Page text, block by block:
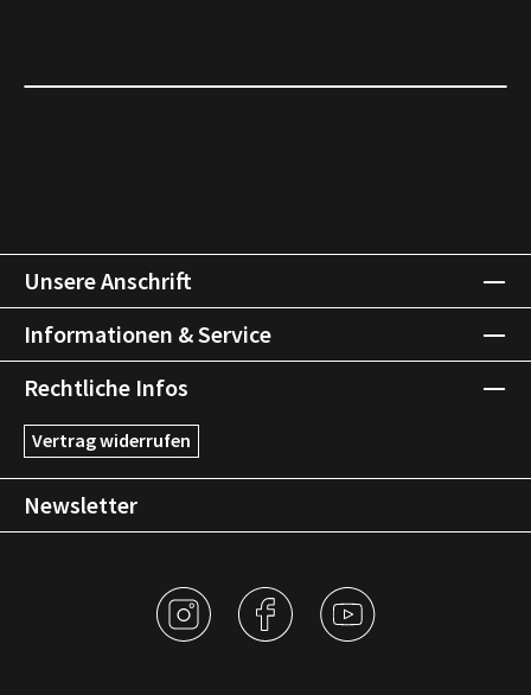
Unsere Anschrift
Informationen & Service
Rechtliche Infos
Vertrag widerrufen
Newsletter